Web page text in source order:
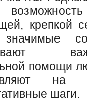
крепкой
помощи
на
шаги.